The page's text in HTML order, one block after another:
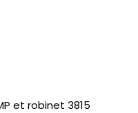
et robinet 3815